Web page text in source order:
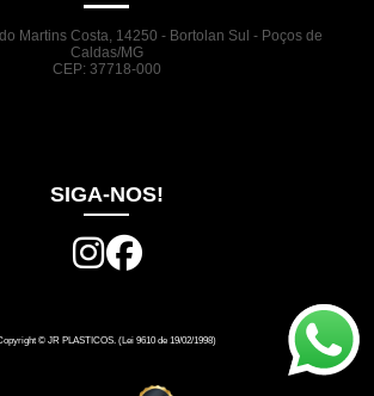
Martins Costa, 14250 - Bortolan Sul - Poços de
Caldas/MG
CEP: 37718-000
SIGA-NOS!
© JR PLASTICOS. (Lei 9610 de 19/02/1998)